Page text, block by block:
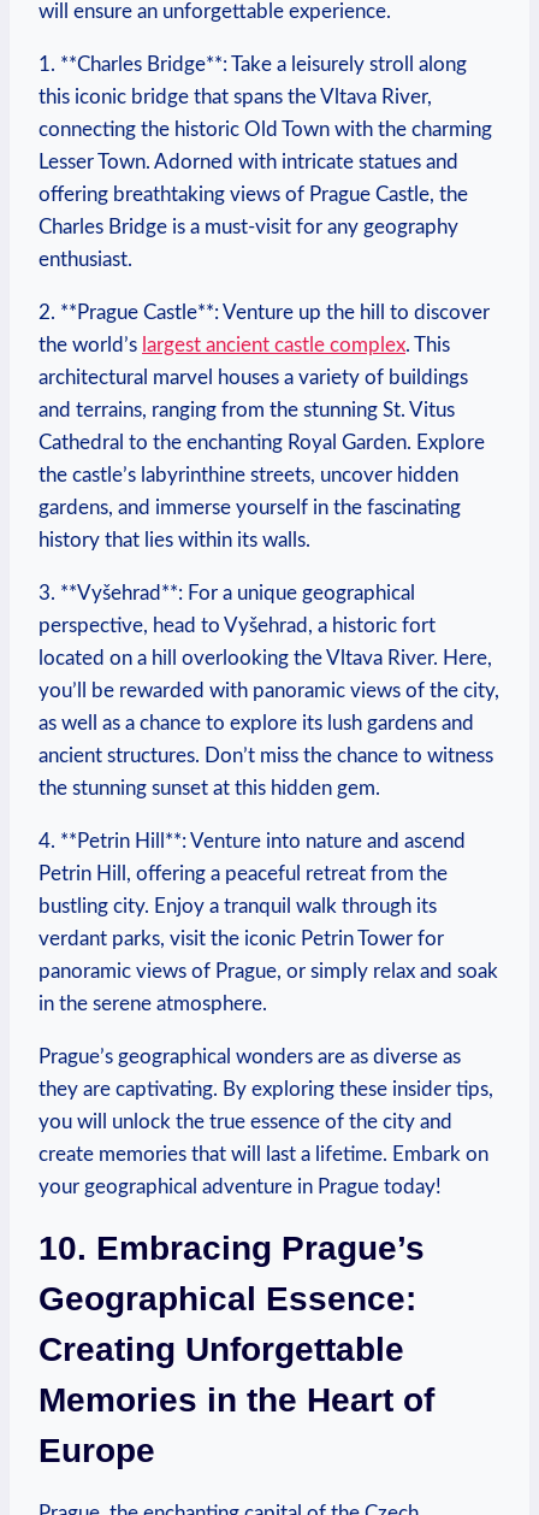
will ensure an ⁤unforgettable experience.
1. ⁤**Charles Bridge**: Take a leisurely stroll along
this iconic⁣ bridge that spans ⁢the Vltava River,
connecting the historic Old ⁣Town with the ​charming
Lesser Town. Adorned with intricate statues ⁣and
offering breathtaking views ⁢of Prague Castle, the
Charles Bridge ​is⁣ a must-visit for ⁢any geography
enthusiast.
2.⁢ **Prague ⁤Castle**: Venture‌ up the hill to discover
the world’s largest ancient castle ⁤complex. This⁢
architectural marvel houses a variety of buildings
and terrains, ranging from the stunning St. ​Vitus‍
Cathedral to ‍the enchanting Royal​ Garden. Explore
the castle’s​ labyrinthine ​streets, uncover hidden
gardens, and immerse yourself in the fascinating
history that lies within its⁢ walls.
3. **Vyšehrad**: For‍ a unique geographical​
perspective, head​ to ‌Vyšehrad,⁣ a historic fort
located ⁢on a hill overlooking the Vltava‍ River. ​Here,
you’ll be rewarded with panoramic views of the city,
as well ⁢as a‍ chance to‌ explore its lush gardens ⁤and
ancient structures. Don’t miss ‌the chance​ to ​witness
the stunning sunset at this⁢ hidden gem.
4. ⁢**Petrin Hill**: Venture into nature and ‍ascend ​
Petrin Hill, ⁣offering a peaceful ‌retreat from the
bustling ‌city. Enjoy a tranquil⁣ walk through its
verdant ‌parks, visit the iconic Petrin⁢ Tower‌ for‍
panoramic views⁤ of Prague,‌ or​ simply relax⁣ and ‍soak
⁤in⁢ the ⁤serene atmosphere.
Prague’s ‍geographical wonders are as diverse as
they are ​captivating. ⁢By exploring these insider tips,
you will ‌unlock the true ​essence⁢ of the city and
create memories ⁤that will last a lifetime. Embark on
your geographical ⁣adventure in Prague today!
10. ⁣Embracing Prague’s
Geographical Essence:
Creating Unforgettable
⁢Memories in the Heart of
Europe